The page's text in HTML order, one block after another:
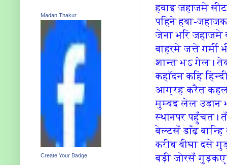
हवाइ जहाजमे
पहि‍ने हबा-
जेना भरि‍
बाहरमे जत्ते
शान्‍त भऽ गेल।
कहाँदन कहि‍
आग्रह करैत कहल
मुम्‍बइ लेल उड़ान
स्‍थानपर पहुँचत।
बेल्‍टसँ डाँढ़
करीब बीघा दसे
बड़ी जोरसँ
Madan Thakur
Create Your Badge